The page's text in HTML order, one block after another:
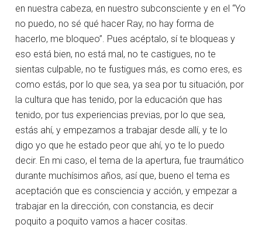
en nuestra cabeza, en nuestro subconsciente y en el “Yo
no puedo, no sé qué hacer Ray, no hay forma de
hacerlo, me bloqueo”. Pues acéptalo, sí te bloqueas y
eso está bien, no está mal, no te castigues, no te
sientas culpable, no te fustigues más, es como eres, es
como estás, por lo que sea, ya sea por tu situación, por
la cultura que has tenido, por la educación que has
tenido, por tus experiencias previas, por lo que sea,
estás ahí, y empezamos a trabajar desde allí, y te lo
digo yo que he estado peor que ahí, yo te lo puedo
decir. En mi caso, el tema de la apertura, fue traumático
durante muchísimos años, así que, bueno el tema es
aceptación que es consciencia y acción, y empezar a
trabajar en la dirección, con constancia, es decir
poquito a poquito vamos a hacer cositas.